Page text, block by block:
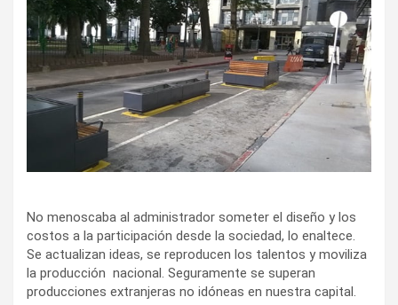
No menoscaba al administrador someter el diseño y los
costos a la participación desde la sociedad, lo enaltece.
Se actualizan ideas, se reproducen los talentos y moviliza
la producción nacional. Seguramente se superan
producciones extranjeras no idóneas en nuestra capital.